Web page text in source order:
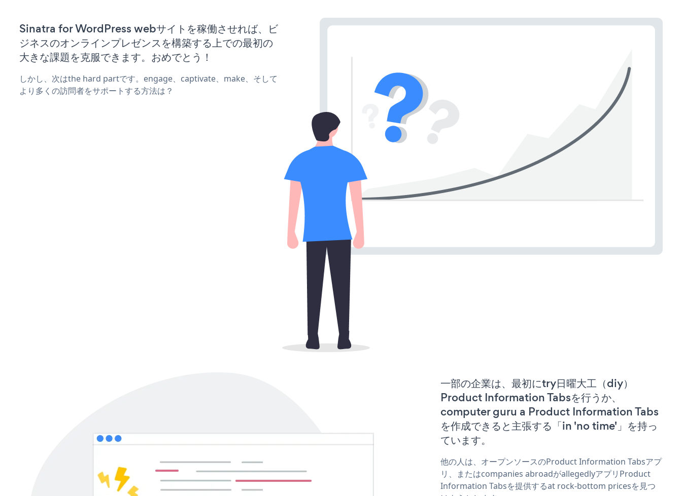
Sinatra for WordPress webサイトを稼働させれば、ビ
ジネスのオンラインプレゼンスを構築する上での最初の
大きな課題を克服できます。おめでとう！
しかし、次はthe hard partです。engage、captivate、make、そして
より多くの訪問者をサポートする方法は？
一部の企業は、最初にtry日曜大工（diy）
Product Information Tabsを行うか、
computer guru a Product Information Tabs
を作成できると主張する「in 'no time'」を持っ
ています。
他の人は、オープンソースのProduct Information Tabsアプ
リ、またはcompanies abroadがallegedlyアプリProduct
Information Tabsを提供するat rock-bottom pricesを見つ